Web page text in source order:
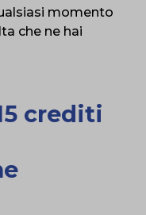
momento
che ne hai
crediti